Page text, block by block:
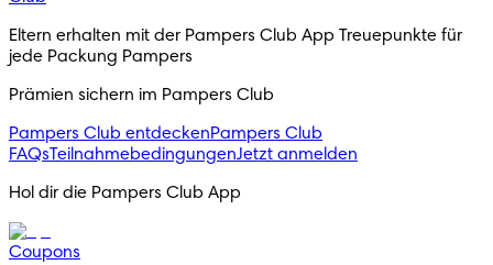
Eltern erhalten mit der Pampers Club App Treuepunkte für
jede Packung Pampers
Prämien sichern im Pampers Club
Pampers Club entdeckenPampers Club
FAQsTeilnahmebedingungenJetzt anmelden
Hol dir die Pampers Club App
Coupons